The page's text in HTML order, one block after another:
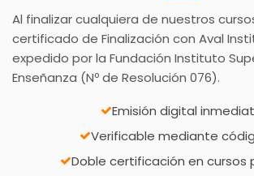
Al finalizar cualquiera de nuestros
certificado de Finalización con Aval
expedido por la Fundación Instituto
Enseñanza (Nº de Resolución 076).
Emisión digital
Verificable mediante
Doble certificación en cursos